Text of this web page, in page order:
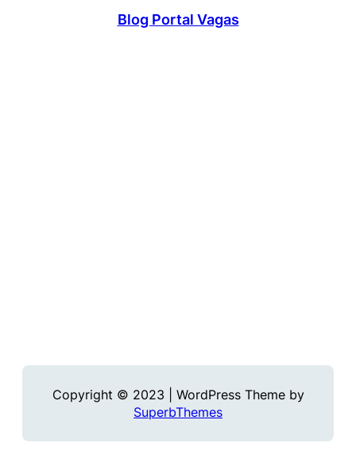
Blog Portal Vagas
Copyright © 2023 | WordPress Theme by
SuperbThemes